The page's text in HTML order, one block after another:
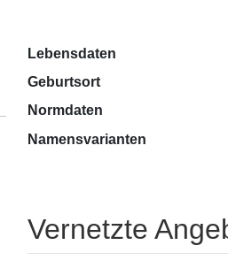
Lebensdaten
Geburtsort
Normdaten
Namensvarianten
Vernetzte